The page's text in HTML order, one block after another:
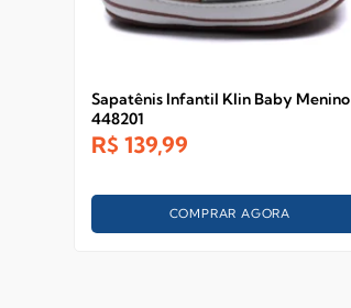
Sapatênis Infantil Klin Baby Menino
448201
R$ 139,99
COMPRAR AGORA